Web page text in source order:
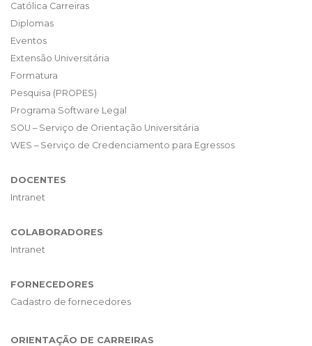
Católica Carreiras
Diplomas
Eventos
Extensão Universitária
Formatura
Pesquisa (PROPES)
Programa Software Legal
SOU – Serviço de Orientação Universitária
WES – Serviço de Credenciamento para Egressos
DOCENTES
Intranet
COLABORADORES
Intranet
FORNECEDORES
Cadastro de fornecedores
ORIENTAÇÃO DE CARREIRAS